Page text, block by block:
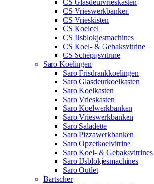
CS Glasdeurvrieskasten
CS Vrieswerkbanken
CS Vrieskisten
CS Koelcel
CS IJsblokjesmachines
CS Koel- & Gebaksvitrine
CS Schepijsvitrine
Saro Koelingen
Saro Frisdrankkoelingen
Saro Glasdeurkoelkasten
Saro Koelkasten
Saro Vrieskasten
Saro Koelwerkbanken
Saro Vrieswerkbanken
Saro Saladette
Saro Pizzawerkbanken
Saro Opzetkoelvitrine
Saro Koel- & Gebaksvitrines
Saro IJsblokjesmachines
Saro Outlet
Bartscher